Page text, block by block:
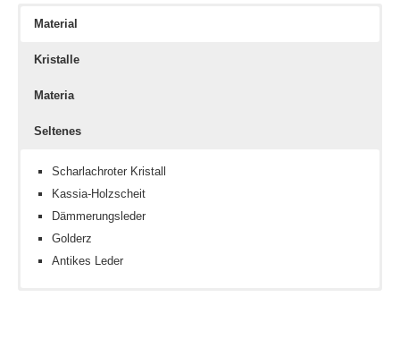
Material
Kristalle
Materia
Seltenes
Scharlachroter Kristall
Kassia-Holzscheit
Dämmerungsleder
Golderz
Antikes Leder